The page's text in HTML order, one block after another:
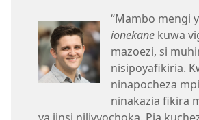
“Mambo mengi
ionekane kuwa
mazoezi, si
nisipoyafikiria.
ninapocheza
ninakazia fikira